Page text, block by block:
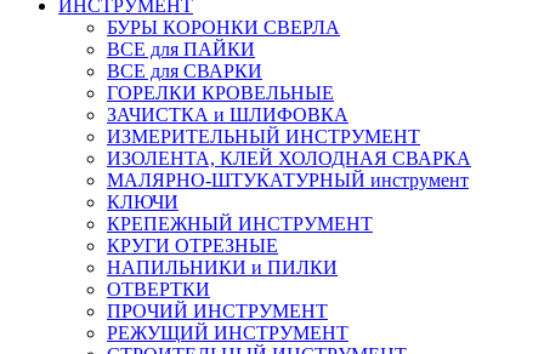
ИНСТРУМЕНТ
БУРЫ КОРОНКИ СВЕРЛА
ВСЕ для ПАЙКИ
ВСЕ для СВАРКИ
ГОРЕЛКИ КРОВЕЛЬНЫЕ
ЗАЧИСТКА и ШЛИФОВКА
ИЗМЕРИТЕЛЬНЫЙ ИНСТРУМЕНТ
ИЗОЛЕНТА, КЛЕЙ ХОЛОДНАЯ СВАРКА
МАЛЯРНО-ШТУКАТУРНЫЙ инструмент
КЛЮЧИ
КРЕПЕЖНЫЙ ИНСТРУМЕНТ
КРУГИ ОТРЕЗНЫЕ
НАПИЛЬНИКИ и ПИЛКИ
ОТВЕРТКИ
ПРОЧИЙ ИНСТРУМЕНТ
РЕЖУЩИЙ ИНСТРУМЕНТ